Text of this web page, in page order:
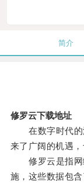
简介
修罗云下载地址
在数字时代的
来了广阔的机遇，
修罗云是指网
施，这些数据包